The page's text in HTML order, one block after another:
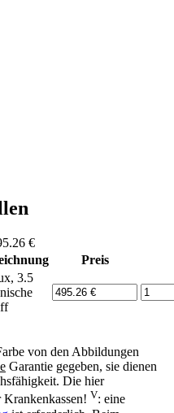
€
Preis
3.5
von den Abbildungen
Garantie gegeben, sie dienen
Die hier
V: eine